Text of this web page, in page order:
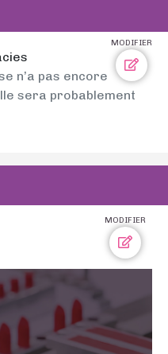
MODIFIER
n’a pas encore
sera probablement
MODIFIER